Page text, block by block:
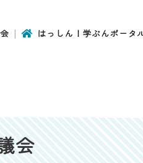
はっしん！学ぶんポータ
会